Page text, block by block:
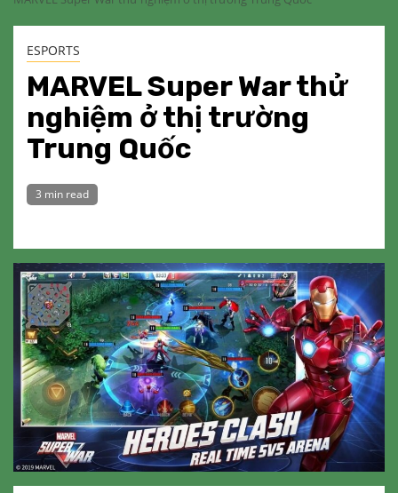
ESPORTS
MARVEL Super War thử
nghiệm ở thị trường
Trung Quốc
3 min read